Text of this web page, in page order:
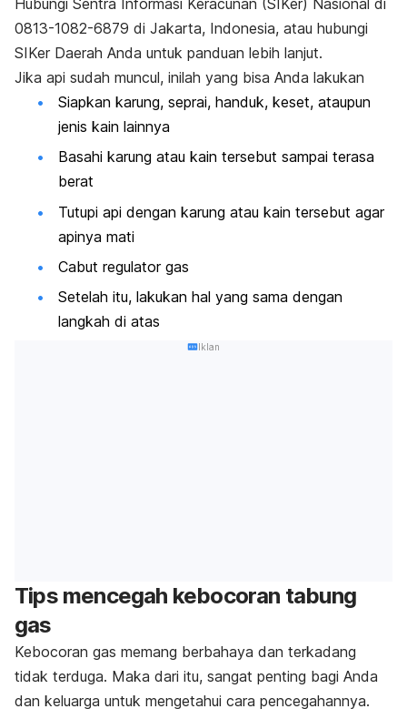
0813-1082-6879 di Jakarta, Indonesia, atau hubungi
SIKer Daerah Anda untuk panduan lebih lanjut.
Jika api sudah muncul, inilah yang bisa Anda lakukan
Siapkan karung, seprai, handuk, keset, ataupun
jenis kain lainnya
Basahi karung atau kain tersebut sampai terasa
berat
Tutupi api dengan karung atau kain tersebut agar
apinya mati
Cabut regulator gas
Setelah itu, lakukan hal yang sama dengan
langkah di atas
Iklan
Tips mencegah kebocoran tabung
gas
Kebocoran gas memang berbahaya dan terkadang
tidak terduga. Maka dari itu, sangat penting bagi Anda
dan keluarga untuk mengetahui cara pencegahannya.